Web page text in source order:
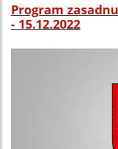
Program
- 15.12.2022